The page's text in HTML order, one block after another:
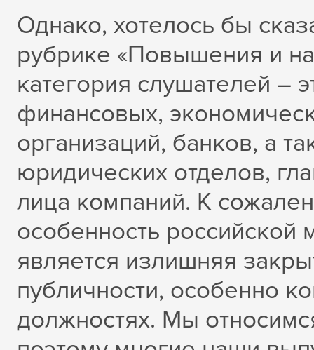
Однако, хотелось бы
рубрике «Повышения и
категория слушателей –
финансовых,
организаций, банков, а
юридических отделов,
лица компаний. К
особенность российской
является излишняя
публичности, особенно
должностях. Мы